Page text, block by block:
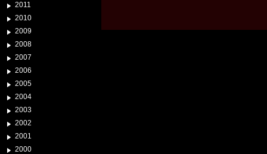
2011
2010
2009
2008
2007
2006
2005
2004
2003
2002
2001
2000